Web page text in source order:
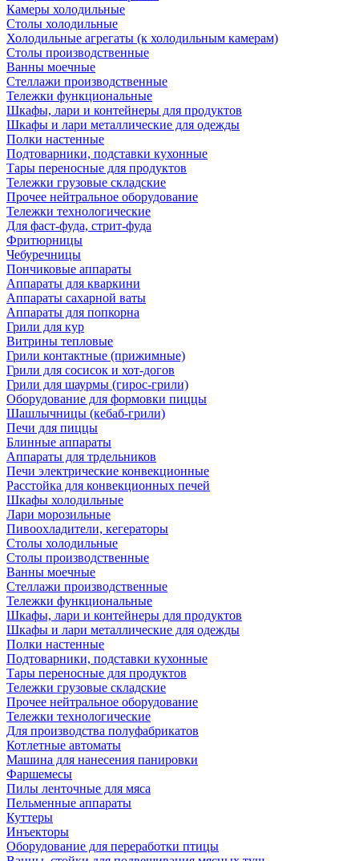
Камеры холодильные
Столы холодильные
Холодильные агрегаты (к холодильным камерам)
Столы производственные
Ванны моечные
Стеллажи производственные
Тележки функциональные
Шкафы, лари и контейнеры для продуктов
Шкафы и лари металлические для одежды
Полки настенные
Подтоварники, подставки кухонные
Тары переносные для продуктов
Тележки грузовые складские
Прочее нейтральное оборудование
Тележки технологические
Для фаст-фуда, стрит-фуда
Фритюрницы
Чебуречницы
Пончиковые аппараты
Аппараты для кваркини
Аппараты сахарной ваты
Аппараты для попкорна
Грили для кур
Витрины тепловые
Грили контактные (прижимные)
Грили для сосисок и хот-догов
Грили для шаурмы (гирос-грили)
Оборудование для формовки пиццы
Шашлычницы (кебаб-грили)
Печи для пиццы
Блинные аппараты
Аппараты для трдельников
Печи электрические конвекционные
Расстойка для конвекционных печей
Шкафы холодильные
Лари морозильные
Пивоохладители, кегераторы
Столы холодильные
Столы производственные
Ванны моечные
Стеллажи производственные
Тележки функциональные
Шкафы, лари и контейнеры для продуктов
Шкафы и лари металлические для одежды
Полки настенные
Подтоварники, подставки кухонные
Тары переносные для продуктов
Тележки грузовые складские
Прочее нейтральное оборудование
Тележки технологические
Для производства полуфабрикатов
Котлетные автоматы
Машина для нанесения панировки
Фаршемесы
Пилы ленточные для мяса
Пельменные аппараты
Куттеры
Инъекторы
Оборудование для переработки птицы